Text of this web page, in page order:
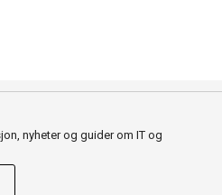
nyheter og guider om IT og